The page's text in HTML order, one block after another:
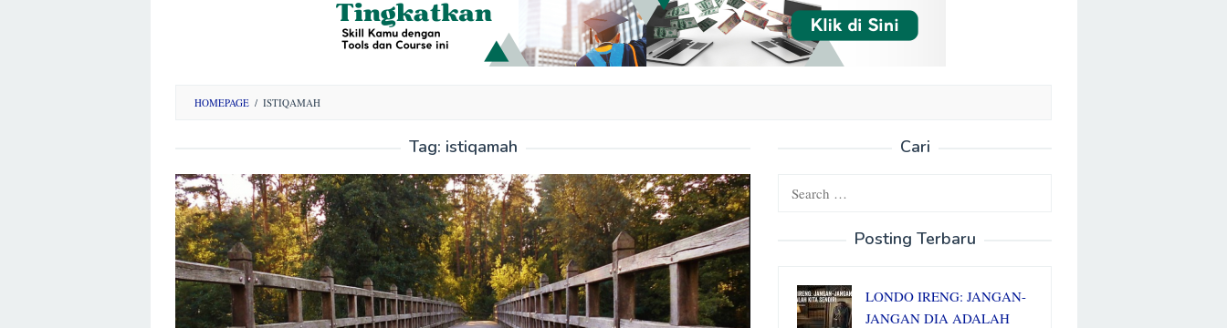
HOMEPAGE / ISTIQAMAH
Tag: istiqamah Cari
Posting Terbaru
LONDO IRENG: JANGAN-
JANGAN DIA ADALAH